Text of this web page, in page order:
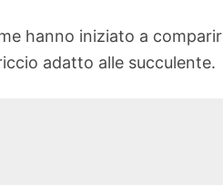
hanno iniziato a
adatto alle succulente.